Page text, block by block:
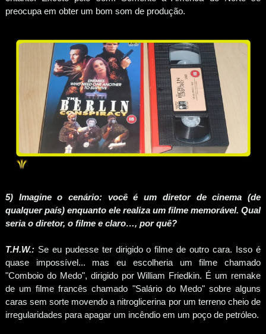
preocupa em obter um bom som de produção.
5) Imagine o cenário: você é um diretor de cinema (de
qualquer país) enquanto ele realiza um filme memorável. Qual
seria o diretor, o filme e claro…, por quê?
T.H.W.:Se eu pudesse ter dirigido o filme de outro cara. Isso é
quase impossível... mas eu escolheria um filme chamado
"Comboio do Medo", dirigido por William Friedkin. É um remake
de um filme francês chamado "Salário do Medo" sobre alguns
caras sem sorte movendo a nitroglicerina por um terreno cheio de
irregularidades para apagar um incêndio em um poço de petróleo.